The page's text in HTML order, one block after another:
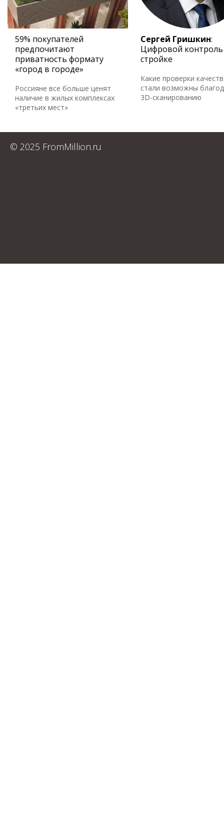
59% покупателей
предпочитают
приватность формату
«город в городе»
Россияне все больше ценят
наличие в жилых комплексах
«третьих мест»
Сергей Гришкин:
Цифровой
стройке
Какие проверки
стали возможны
3D-сканированию
© 2025 FromMillion.ru